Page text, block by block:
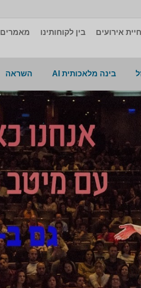
אירועים בין לקוחותינו מאמרים
בינה מלאכותית AI השראה